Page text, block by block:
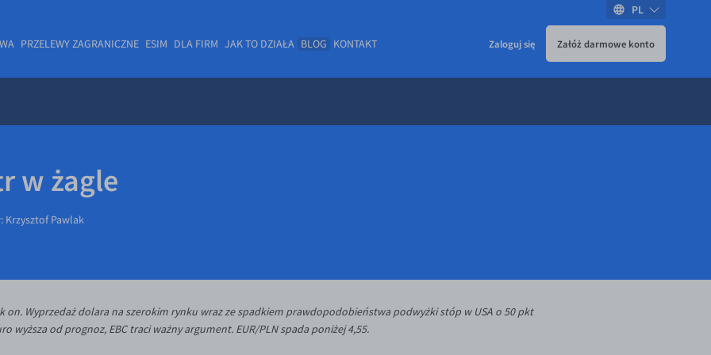
PRZELEWY ZAGRANICZNE ESIM DLA FIRM JAK TO DZIAŁA BLOG KONTAKT Zaloguj się Załóż darmowe konto
PL
w żagle
Krzysztof Pawlak
on. Wyprzedaż dolara na szerokim rynku wraz ze spadkiem prawdopodobieństwa podwyżki stóp w USA o 50 pkt
wyższa od prognoz, EBC traci ważny argument. EUR/PLN spada poniżej 4,55.